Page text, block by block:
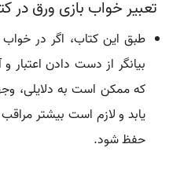
تعبیر خواب بازی ورق در
طبق این کتاب، اگر در خواب
بیانگر از دست دادن
که ممکن است به دلایلی،
یابد و لازم است بیشتر مراقب
حفظ شود.